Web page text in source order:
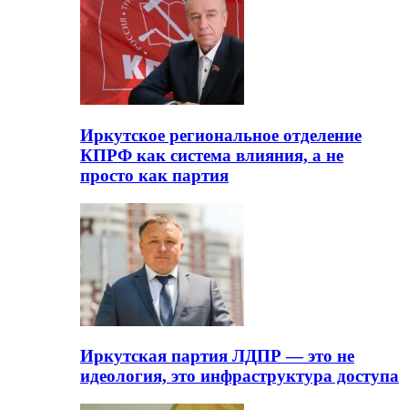
Иркутское региональное отделение
КПРФ как система влияния, а не
просто как партия
Иркутская партия ЛДПР — это не
идеология, это инфраструктура доступа